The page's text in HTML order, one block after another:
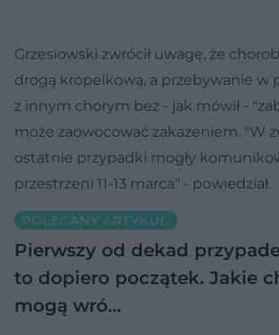
Grzesiowski zwrócił uwagę, że
drogą kropelkową, a przebywanie w
z innym chorym bez - jak mówił -
może zaowocować zakażeniem. "W
ostatnie przypadki mogły
przestrzeni 11-13 marca" - powiedział.
POLECANY ARTYKUŁ:
Pierwszy od dekad
to dopiero początek. Jakie
mogą wró…